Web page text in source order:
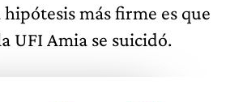
más firme es que
UFI Amia se suicidó.